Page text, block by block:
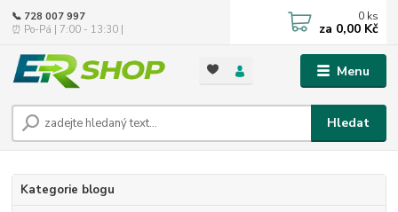
Menu
Hledat
📞 728 007 997
⏰ Po-Pá | 7:00 - 13:30 |
0 ks
za 0,00 Kč
Kategorie blogu